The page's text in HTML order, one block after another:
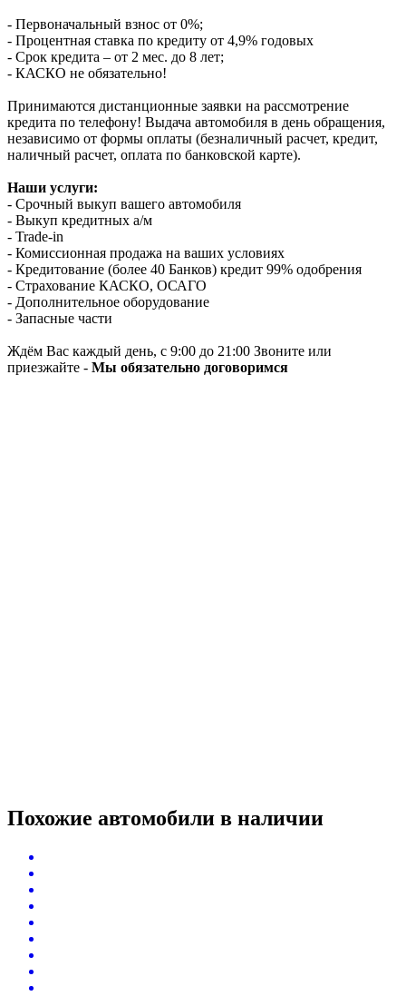
- Первоначальный взнос от 0%;
- Процентная ставка по кредиту от 4,9% годовых
- Срок кредита – от 2 мес. до 8 лет;
- КАСКО не обязательно!
Принимаются дистанционные заявки на рассмотрение
кредита по телефону! Выдача автомобиля в день обращения,
независимо от формы оплаты (безналичный расчет, кредит,
наличный расчет, оплата по банковской карте).
Наши услуги:
- Срочный выкуп вашего автомобиля
- Выкуп кредитных а/м
- Trade-in
- Комиссионная продажа на ваших условиях
- Кредитование (более 40 Банков) кредит 99% одобрения
- Страхование КАСКО, ОСАГО
- Дополнительное оборудование
- Запасные части
Ждём Вас каждый день, с 9:00 до 21:00 Звоните или
приезжайте - Мы обязательно договоримся
Похожие автомобили в наличии